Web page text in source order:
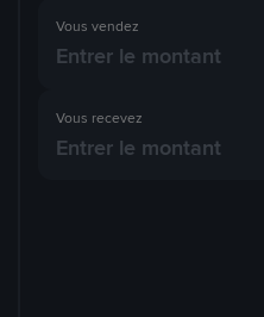
Vous recevez
Vous vendez